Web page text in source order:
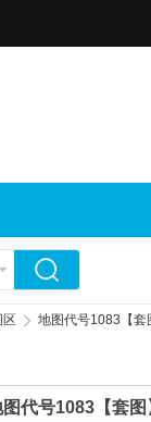
区
›
地图代号1083【套
图代号1083【套图